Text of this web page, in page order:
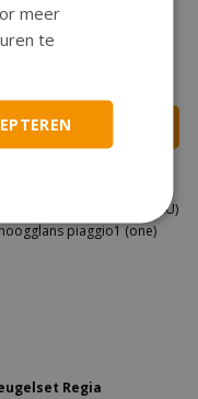
vespelini, vx50
na 1-2
Bestellen
Regia
meer
te